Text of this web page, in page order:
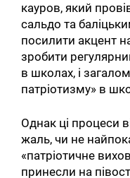
кауров, який
сальдо та
посилити акцент на
зробити
в школах, і
патріотизму» в
Однак ці процеси
жаль, чи не
«патріотичне
принесли на